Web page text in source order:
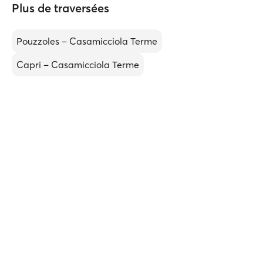
Plus de traversées
Pouzzoles – Casamicciola Terme
Capri – Casamicciola Terme